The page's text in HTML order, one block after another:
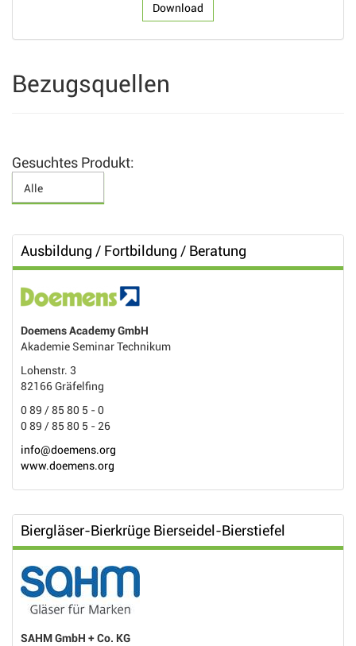
Download
Bezugsquellen
Gesuchtes Produkt:
Ausbildung / Fortbildung / Beratung
Doemens Academy GmbH
Akademie Seminar Technikum
Lohenstr. 3
82166 Gräfelfing
0 89 / 85 80 5 - 0
0 89 / 85 80 5 - 26
info@doemens.org
www.doemens.org
Biergläser-Bierkrüge Bierseidel-Bierstiefel
SAHM GmbH + Co. KG